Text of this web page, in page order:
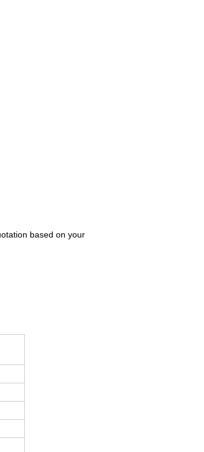
based on your